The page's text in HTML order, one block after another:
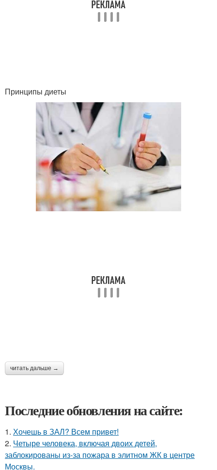
Принципы диеты
читать дальше →
Последние обновления на сайте:
1. Хочешь в ЗАЛ? Всем привет!
2. Четыре человека, включая двоих детей,
заблокированы из-за пожара в элитном ЖК в центре
Москвы.